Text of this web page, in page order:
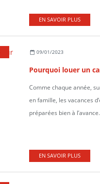
EN SAVOIR PLUS
09/01/2023
Comme chaque année,
en famille, les vacances
préparées bien à
EN SAVOIR PLUS